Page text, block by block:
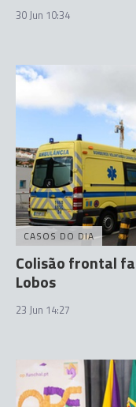
30 Jun 10:34
CASOS DO DIA
Colisão frontal
Lobos
23 Jun 14:27